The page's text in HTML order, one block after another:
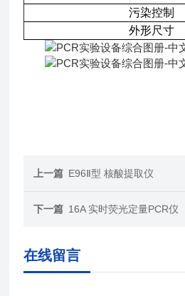
污染控制
外形尺寸
上一篇 E96Ⅱ型 核酸提取仪
下一篇 16A 实时荧光定量PCR仪
在线留言